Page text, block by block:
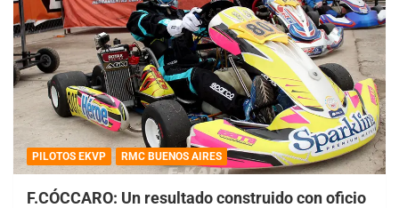
PILOTOS EKVP RMC BUENOS AIRES
F.CÓCCARO: Un resultado construido con oficio